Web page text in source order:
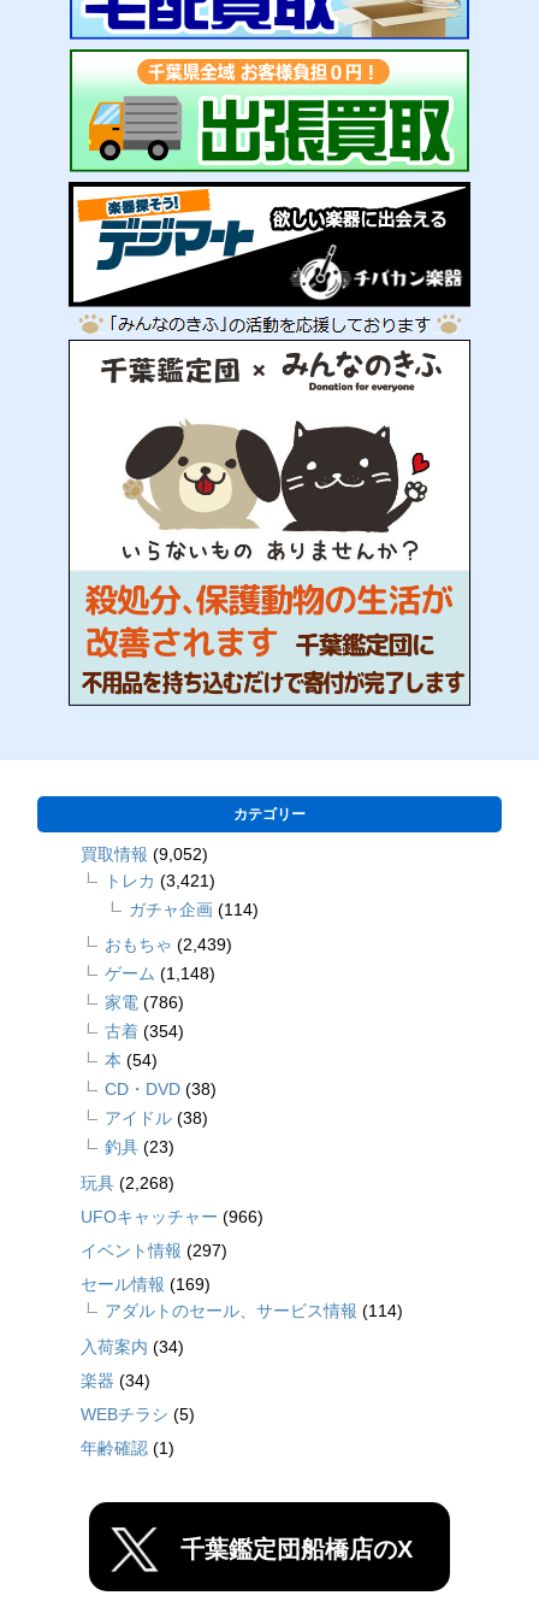
カテゴリー
買取情報 (9,052)
トレカ (3,421)
ガチャ企画 (114)
おもちゃ (2,439)
ゲーム (1,148)
家電 (786)
古着 (354)
本 (54)
CD・DVD (38)
アイドル (38)
釣具 (23)
玩具 (2,268)
UFOキャッチャー (966)
イベント情報 (297)
セール情報 (169)
アダルトのセール、サービス情報 (114)
入荷案内 (34)
楽器 (34)
WEBチラシ (5)
年齢確認 (1)
千葉鑑定団船橋店のX